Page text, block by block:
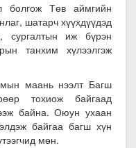
болгож Төв аймгийн
шатарч хүүхдүүдэд
сургалтын иж бүрэн
танхим хүлээлгэж
маань нээлт Багш
тохиож байгаад
байна. Оюун ухаан
байгаа багш хүн
мөн.